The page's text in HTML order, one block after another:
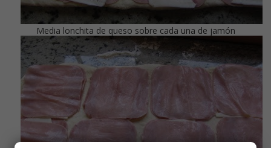
Media lonchita de queso sobre cada una de jamón